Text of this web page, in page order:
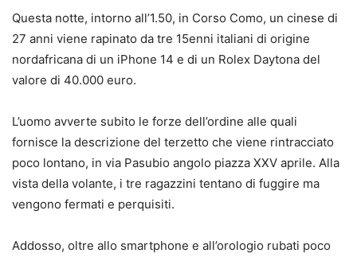
Questa notte, intorno all’1.50, in Corso Como, un cinese di
27 anni viene rapinato da tre 15enni italiani di origine
nordafricana di un iPhone 14 e di un Rolex Daytona del
valore di 40.000 euro.
L’uomo avverte subito le forze dell’ordine alle quali
fornisce la descrizione del terzetto che viene rintracciato
poco lontano, in via Pasubio angolo piazza XXV aprile. Alla
vista della volante, i tre ragazzini tentano di fuggire ma
vengono fermati e perquisiti.
Addosso, oltre allo smartphone e all’orologio rubati poco